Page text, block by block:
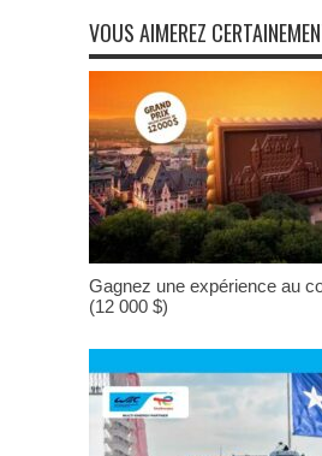
VOUS AIMEREZ
Gagnez une expérience au
(12 000 $)